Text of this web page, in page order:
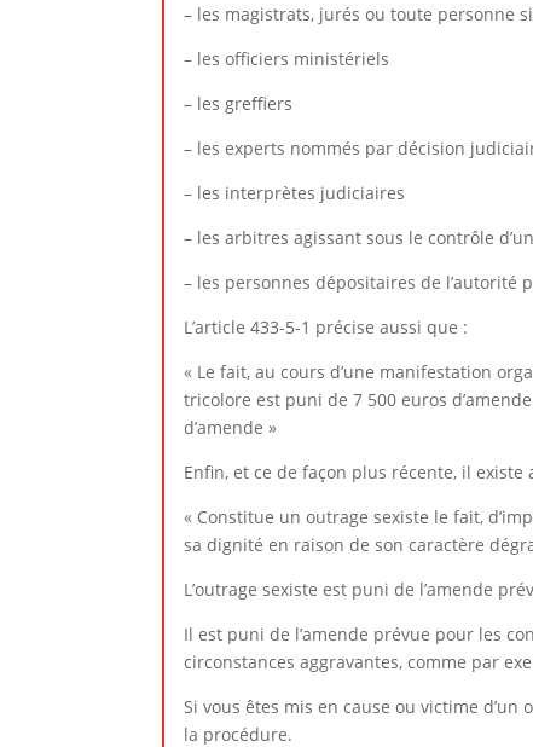
– les magistrats, jurés ou toute personne
– les officiers ministériels
– les greffiers
– les experts nommés par décision
– les interprètes judiciaires
– les arbitres agissant sous le contrôle
– les personnes dépositaires de l’autorité
L’article 433-5-1 précise aussi que :
« Le fait, au cours d’une manifestation
tricolore est puni de 7 500 euros
d’amende »
Enfin, et ce de façon plus récente, il existe
« Constitue un outrage sexiste le fait,
sa dignité en raison de son caractère
L’outrage sexiste est puni de l’amende
Il est puni de l’amende prévue pour les
circonstances aggravantes, comme par
Si vous êtes mis en cause ou victime d’un
la procédure.